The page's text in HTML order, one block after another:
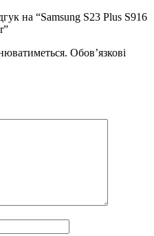
на “Samsung S23 Plus S916
Обов’язкові